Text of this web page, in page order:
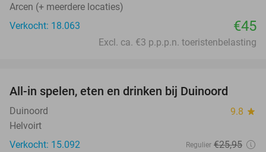
Arcen (+ meerdere locaties)
Verkocht: 18.063
€45
Excl. ca. €3 p.p.p.n. toeristenbelasting
All-in spelen, eten en drinken bij Duinoord
Duinoord 9.8 star
Helvoirt
Verkocht: 15.092
Regulier €25,95